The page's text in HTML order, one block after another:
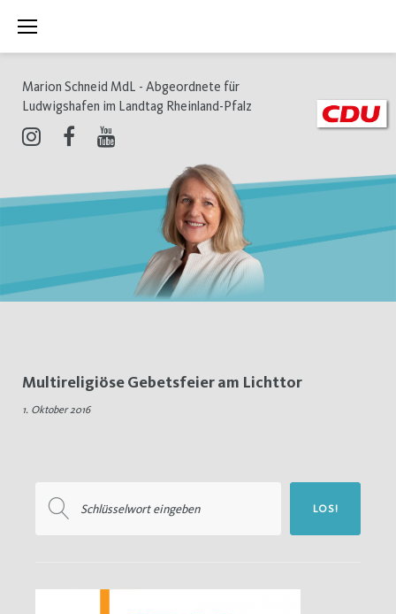
Inhalt
Marion Schneid MdL - Abgeordnete für
Ludwigshafen im Landtag Rheinland-Pfalz
Schlagwort:
Gebete
Multireligiöse Gebetsfeier am Lichttor
1. Oktober 2016
nach:
LOS!